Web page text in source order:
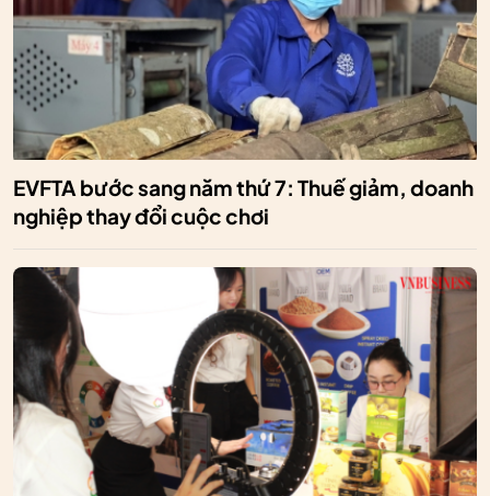
EVFTA bước sang năm thứ 7: Thuế giảm, doanh
nghiệp thay đổi cuộc chơi